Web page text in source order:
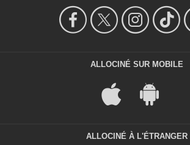
ALLOCINÉ SUR MOBILE
ALLOCINÉ À L'ÉTRANGER